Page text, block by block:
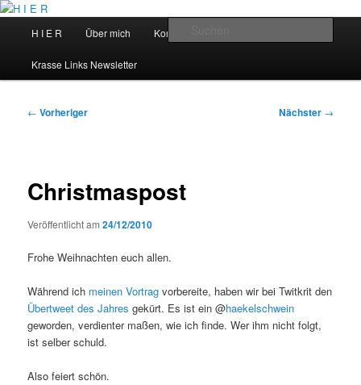
Zum
springenH I E R
H I E R Über mich Kontakt
Krasse Links Newsletter
Beitragsnavigation
← Vorheriger Nächster →
Christmaspost
Veröffentlicht am24/12/2010
Frohe Weihnachten euch allen.
Während ich meinen Vortrag vorbereite, haben wir bei Twitkrit den
Übertweet des Jahres gekürt. Es ist ein @haekelschwein
geworden, verdienter maßen, wie ich finde. Wer ihm nicht folgt,
ist selber schuld.
Also feiert schön.